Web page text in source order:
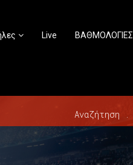
Live ΒΑΘΜΟΛΟΓΙΕΣ